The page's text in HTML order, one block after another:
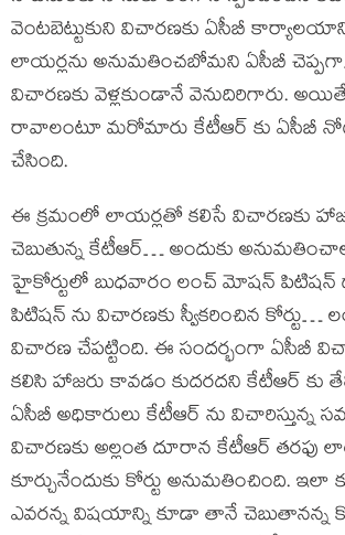
వెంటబెట్టుకుని విచారణకు ఏసీబీ
లాయర్లను అనుమతించబోమని ఏసీబీ
విచారణకు వెళ్లకుండానే వెనుదిరిగారు.
రావాలంటూ మరోమారు కేటీఆర్ కు ఏసీబీ
చేసింది.
ఈ క్రమంలో లాయర్లతో కలిసే విచారణకు
చెబుతున్న కేటీఆర్… అందుకు
హైకోర్టులో బుధవారం లంచ్ మోషన్ పిటిషన్
పిటిషన్ ను విచారణకు స్వీకరించిన కోర్టు…
విచారణ చేపట్టింది. ఈ సందర్భంగా ఏసీబీ
కలిసి హాజరు కావడం కుదరదని కేటీఆర్ కు
ఏసీబీ అధికారులు కేటీఆర్ ను
విచారణకు అల్లంత దూరాన కేటీఆర్ తరఫు
కూర్చునేందుకు కోర్టు అనుమతించింది. ఇలా
ఎవరన్న విషయాన్ని కూడా తానే చెబుతానన్న